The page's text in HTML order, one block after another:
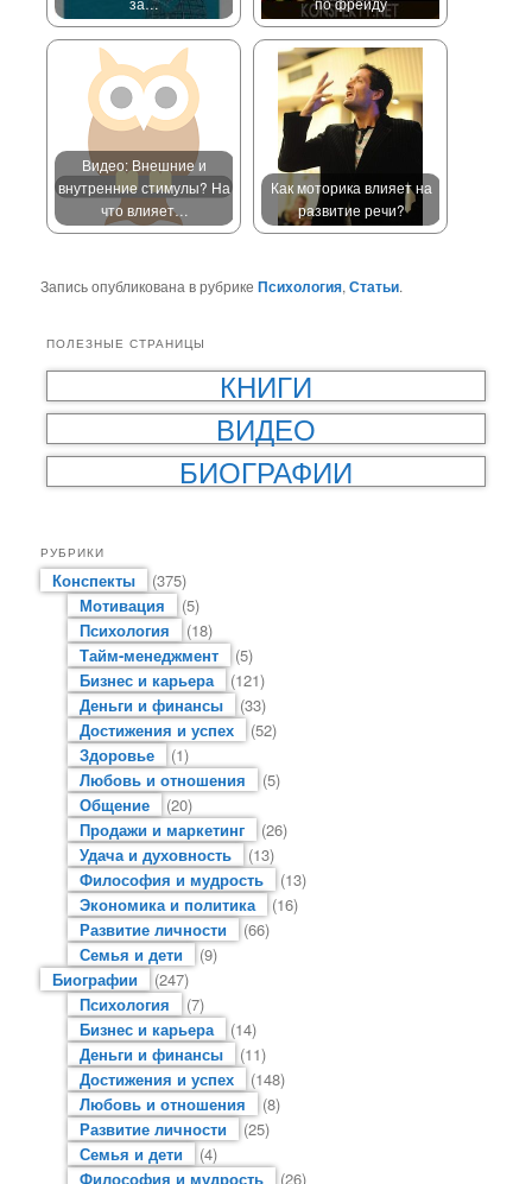
за… по фрейду
Видео: Внешние и
внутренние стимулы? На
что влияет…
Как моторика влияет на
развитие речи?
Запись опубликована в рубрикеПсихология,Статьи.
ПОЛЕЗНЫЕ СТРАНИЦЫ
КНИГИ
ВИДЕО
БИОГРАФИИ
РУБРИКИ
Конспекты
(375)
Мотивация
(5)
Психология
(18)
Тайм-менеджмент
(5)
Бизнес и карьера
(121)
Деньги и финансы
(33)
Достижения и успех
(52)
Здоровье
(1)
Любовь и отношения
(5)
Общение
(20)
Продажи и маркетинг
(26)
Удача и духовность
(13)
Философия и мудрость
(13)
Экономика и политика
(16)
Развитие личности
(66)
Семья и дети
(9)
Биографии
(247)
Психология
(7)
Бизнес и карьера
(14)
Деньги и финансы
(11)
Достижения и успех
(148)
Любовь и отношения
(8)
Развитие личности
(25)
Семья и дети
(4)
Философия и мудрость
(26)